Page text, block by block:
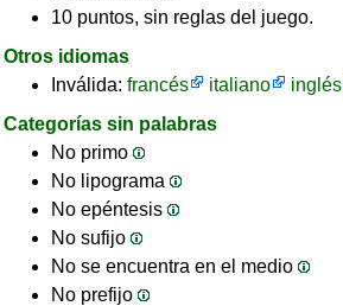
10 puntos, sin reglas del juego.
Otros idiomas
Inválida: francés italiano inglés
Categorías sin palabras
No primo
No lipograma
No epéntesis
No sufijo
No se encuentra en el medio
No prefijo